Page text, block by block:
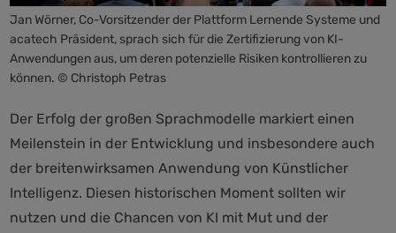
Jan Wörner, Co-Vorsitzender der Plattform Lernende Systeme und
acatech Präsident, sprach sich für die Zertifizierung von KI-
Anwendungen aus, um deren potenzielle Risiken kontrollieren zu
können. © Christoph Petras
Der Erfolg der großen Sprachmodelle markiert einen
Meilenstein in der Entwicklung und insbesondere auch
der breitenwirksamen Anwendung von Künstlicher
Intelligenz. Diesen historischen Moment sollten wir
nutzen und die Chancen von KI mit Mut und der